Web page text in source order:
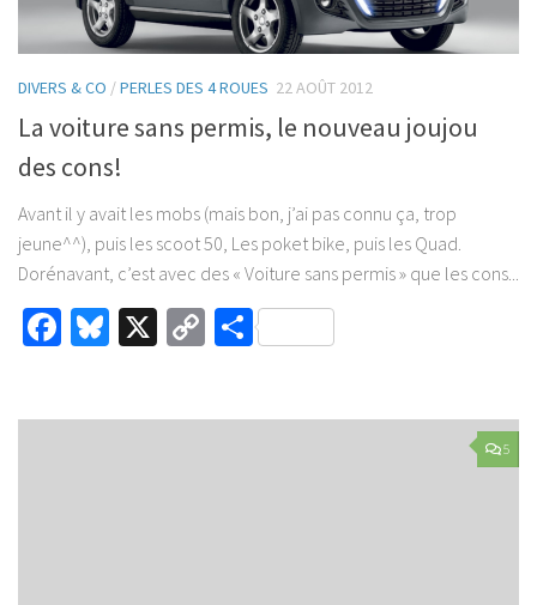
DIVERS & CO /PERLES DES 4 ROUES 22 AOÛT 2012
La voiture sans permis, le nouveau joujou
des cons!
Avant il y avait les mobs (mais bon, j’ai pas connu ça, trop
jeune^^), puis les scoot 50, Les poket bike, puis les Quad.
Dorénavant, c’est avec des « Voiture sans permis » que les cons...
Facebook
Bluesky
X
CopyPartager
5